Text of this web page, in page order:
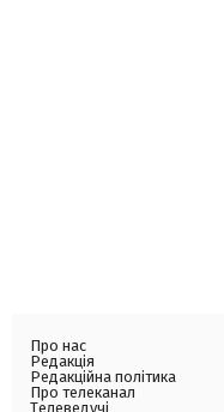
Про нас
Редакція
Редакційна політика
Про телеканал
Телеведучі